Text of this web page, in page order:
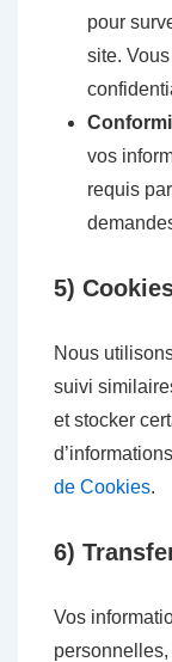
pour
site.
vos
requis
5)
Nous
suivi
et stocker
de Cookies.
6)
Vos